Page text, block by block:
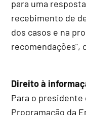
para uma
recebimento de
dos casos e na
recomendações",
Direito à
Para o
Programação da